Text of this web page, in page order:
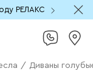
РЕЛАКС
/ Диваны